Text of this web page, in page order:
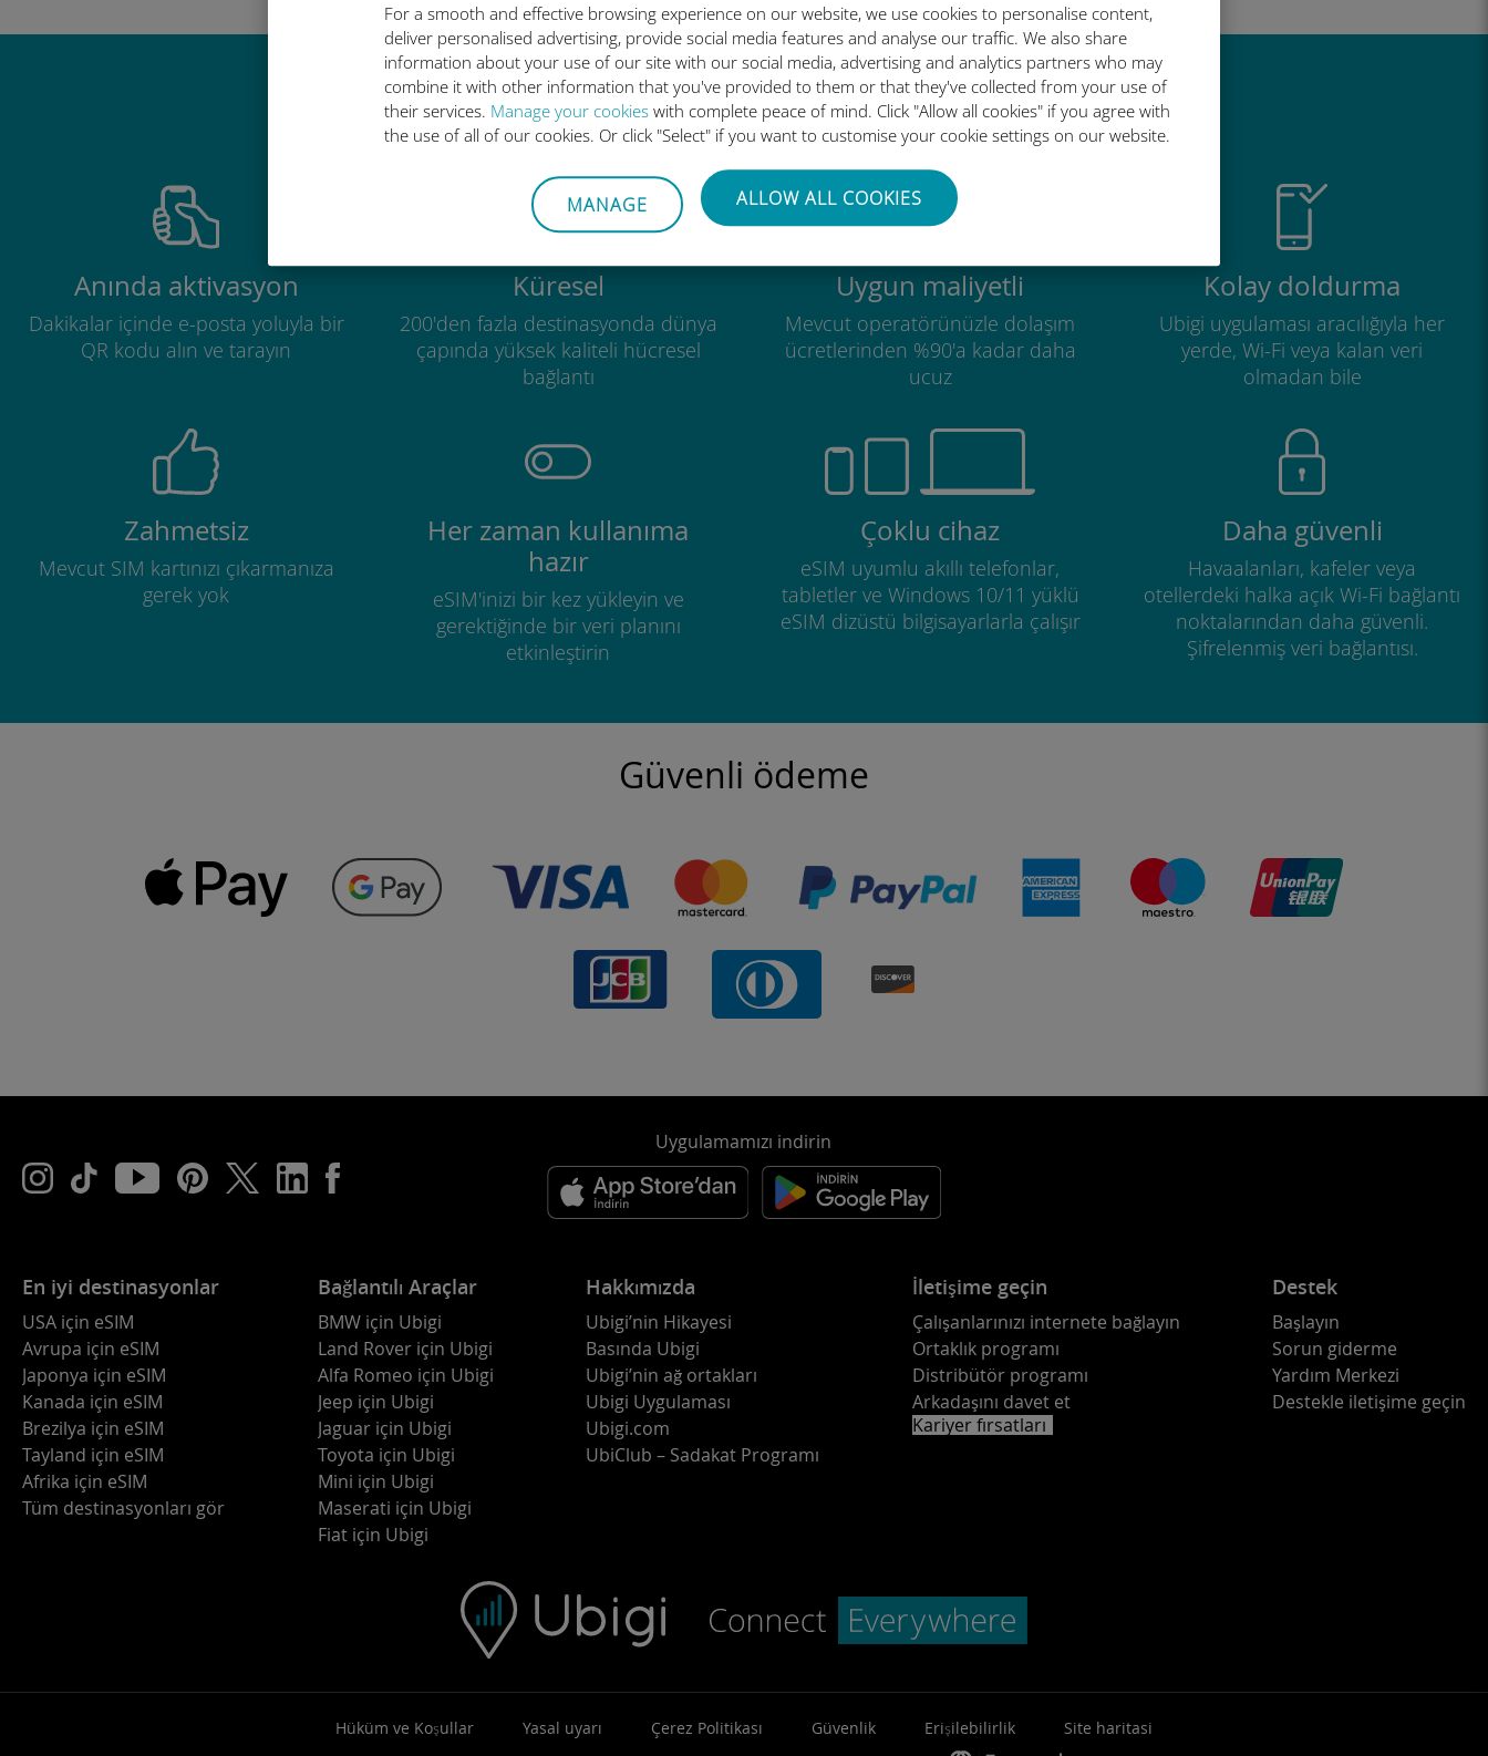
For a smooth and effective browsing experience on our website, we use cookies to personalise content,
deliver personalised advertising, provide social media features and analyse our traffic. We also share
information about your use of our site with our social media, advertising and analytics partners who may
combine it with other information that you've provided to them or that they've collected from your use of
their services. Manage your cookies with complete peace of mind. Click "Allow all cookies" if you agree with
the use of all of our cookies. Or click "Select" if you want to customise your cookie settings on our website.
MANAGE ALLOW ALL COOKIES
Ubigi uluslararası eSIM neden bu kadar harika
Anında aktivasyon
Dakikalar içinde e-posta yoluyla bir
QR kodu alın ve tarayın
Küresel
200'den fazla destinasyonda dünya
çapında yüksek kaliteli hücresel
bağlantı
Uygun maliyetli
Mevcut operatörünüzle dolaşım
ücretlerinden %90'a kadar daha
ucuz
Kolay doldurma
Ubigi uygulaması aracılığıyla her
yerde, Wi-Fi veya kalan veri
olmadan bile
Zahmetsiz
Mevcut SIM kartınızı çıkarmanıza
gerek yok
Her zaman kullanıma
hazır
eSIM'inizi bir kez yükleyin ve
gerektiğinde bir veri planını
etkinleştirin
Çoklu cihaz
eSIM uyumlu akıllı telefonlar,
tabletler ve Windows 10/11 yüklü
eSIM dizüstü bilgisayarlarla çalışır
Daha güvenli
Havaalanları, kafeler veya
otellerdeki halka açık Wi-Fi bağlantı
noktalarından daha güvenli.
Şifrelenmiş veri bağlantısı.
Güvenli ödeme
Uygulamamızı indirin
En iyi destinasyonlar
USA için eSIM
Avrupa için eSIM
Japonya için eSIM
Kanada için eSIM
Brezilya için eSIM
Tayland için eSIM
Afrika için eSIM
Tüm destinasyonları gör
Bağlantılı Araçlar
BMW için Ubigi
Land Rover için Ubigi
Alfa Romeo için Ubigi
Jeep için Ubigi
Jaguar için Ubigi
Toyota için Ubigi
Mini için Ubigi
Maserati için Ubigi
Fiat için Ubigi
Hakkımızda
Ubigi’nin Hikayesi
Basında Ubigi
Ubigi’nin ağ ortakları
Ubigi Uygulaması
Ubigi.com
UbiClub – Sadakat Programı
İletişime geçin
Çalışanlarınızı internete bağlayın
Ortaklık programı
Distribütör programı
Arkadaşını davet et
Kariyer fırsatları
Destek
Başlayın
Sorun giderme
Yardım Merkezi
Destekle iletişime geçin
Hüküm ve Koşullar Yasal uyarı Çerez Politikası Güvenlik Erişilebilirlik
Site haritasi